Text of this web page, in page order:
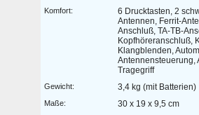
Komfort:
6 Drucktasten, 2
Antennen, Ferrit-
Anschluß, TA-TB-
Kopfhöreranschluß,
Klangblenden,
Antennensteuerung,
Tragegriff
Gewicht: 3,4 kg (mit Batterien)
Maße: 30 x 19 x 9,5 cm